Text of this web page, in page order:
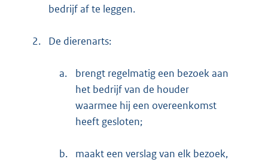
bedrijf af te leggen.
2. De dierenarts:
a.
brengt regelmatig een bezoek aan
het bedrijf van de houder
waarmee hij een overeenkomst
heeft gesloten;
b.
maakt een verslag van elk bezoek,